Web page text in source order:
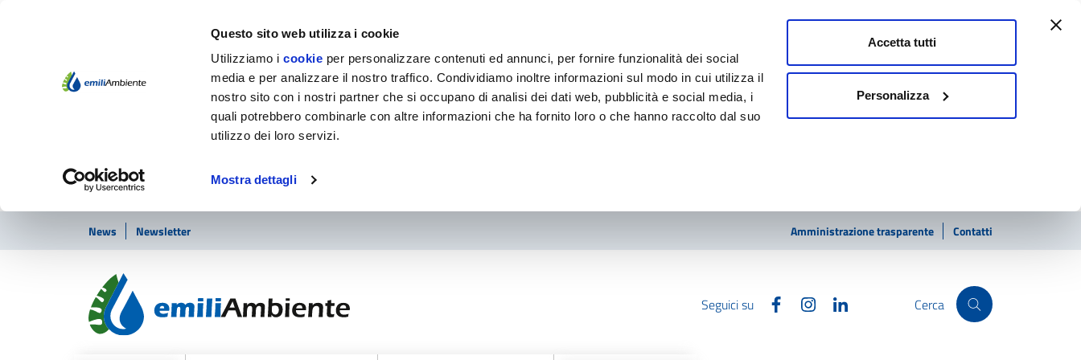
Questo sito web utilizza i cookie
Utilizziamo icookie per personalizzare contenuti ed annunci, per fornire funzionalità dei social
media e per analizzare il nostro traffico. Condividiamo inoltre informazioni sul modo in cui utilizza il
nostro sito con i nostri partner che si occupano di analisi dei dati web, pubblicità e social media, i
quali potrebbero combinarle con altre informazioni che ha fornito loro o che hanno raccolto dal suo
utilizzo dei loro servizi.
Mostra dettagli
Accetta tutti
Personalizza
News Newsletter Amministrazione trasparente Contatti
Seguici su FacebookInstagram Cerca